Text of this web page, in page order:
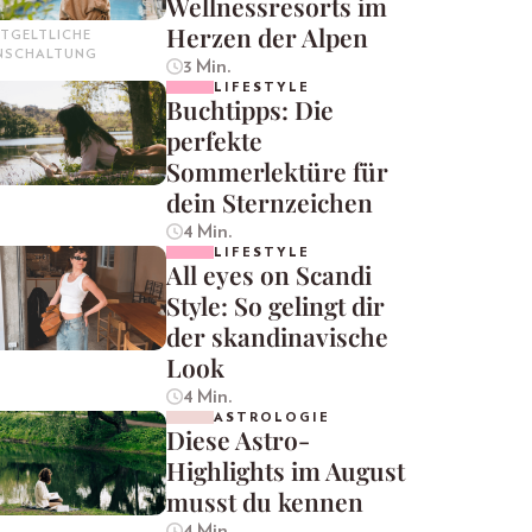
Herzen der Alpen
3 Min.
LIFESTYLE
Buchtipps: Die
perfekte
Sommerlektüre für
dein Sternzeichen
4 Min.
LIFESTYLE
All eyes on Scandi
Style: So gelingt dir
der skandinavische
Look
4 Min.
ASTROLOGIE
Diese Astro-
Highlights im August
musst du kennen